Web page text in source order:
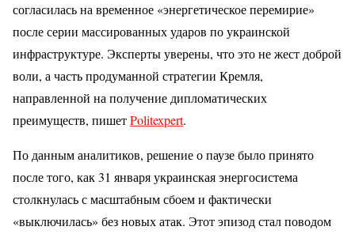
согласилась на временное «энергетическое перемирие»
после серии массированных ударов по украинской
инфраструктуре. Эксперты уверены, что это не жест доброй
воли, а часть продуманной стратегии Кремля,
направленной на получение дипломатических
преимуществ, пишетPolitexpert.
По данным аналитиков, решение о паузе было принято
после того, как 31 января украинская энергосистема
столкнулась с масштабным сбоем и фактически
«выключилась» без новых атак. Этот эпизод стал поводом